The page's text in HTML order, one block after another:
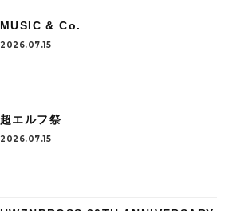
MUSIC & Co.
2026.07.15
超エルフ祭
2026.07.15